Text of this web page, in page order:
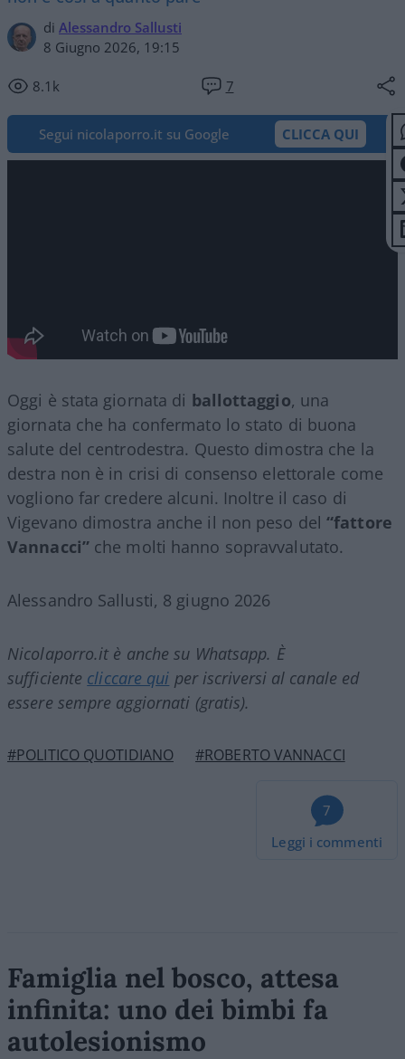
di Alessandro Sallusti
8 Giugno 2026, 19:15
8.1k 7
Segui nicolaporro.it su Google CLICCA QUI
Oggi è stata giornata di ballottaggio, una
giornata che ha confermato lo stato di buona
salute del centrodestra. Questo dimostra che la
destra non è in crisi di consenso elettorale come
vogliono far credere alcuni. Inoltre il caso di
Vigevano dimostra anche il non peso del“fattore
Vannacci”che molti hanno sopravvalutato.
Alessandro Sallusti, 8 giugno 2026
Nicolaporro.it è anche su Whatsapp. È
sufficiente cliccare qui per iscriversi al canale ed
essere sempre aggiornati (gratis).
#POLITICO QUOTIDIANO #ROBERTO VANNACCI
7
Leggi i commenti
Famiglia nel bosco, attesa
infinita: uno dei bimbi fa
autolesionismo